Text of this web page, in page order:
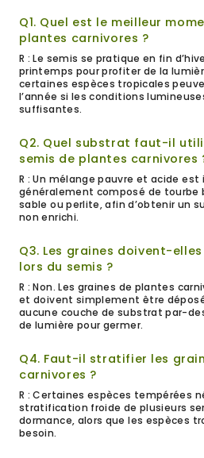
Q1. Quel est le meilleur
plantes carnivores ?
R : Le semis se pratique en fin
printemps pour profiter de la
certaines espèces tropicales
l’année si les conditions
suffisantes.
Q2. Quel substrat faut-il
semis de plantes carnivores
R : Un mélange pauvre et acide est
généralement composé de tourbe
sable ou perlite, afin d’obtenir un
non enrichi.
Q3. Les graines doivent-
lors du semis ?
R : Non. Les graines de plantes
et doivent simplement être
aucune couche de substrat par-
de lumière pour germer.
Q4. Faut-il stratifier les
carnivores ?
R : Certaines espèces tempérées
stratification froide de plusieurs
dormance, alors que les espèces
besoin.